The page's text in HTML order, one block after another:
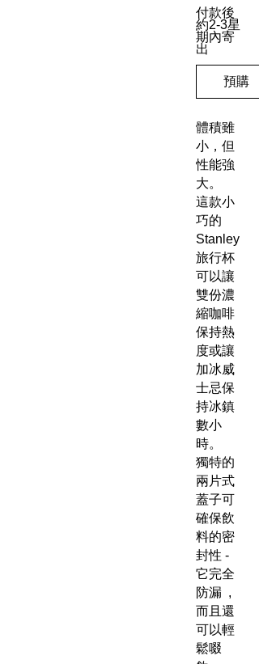
付款後
約2-3星
期內寄
出
預購
體積雖
小，但
性能強
大。
這款小
巧的
Stanley
旅行杯
可以讓
雙份濃
縮咖啡
保持熱
度或讓
加冰威
士忌保
持冰鎮
數小
時。
獨特的
兩片式
蓋子可
確保飲
料的密
封性 -
它完全
防漏 ,
而且還
可以輕
鬆啜